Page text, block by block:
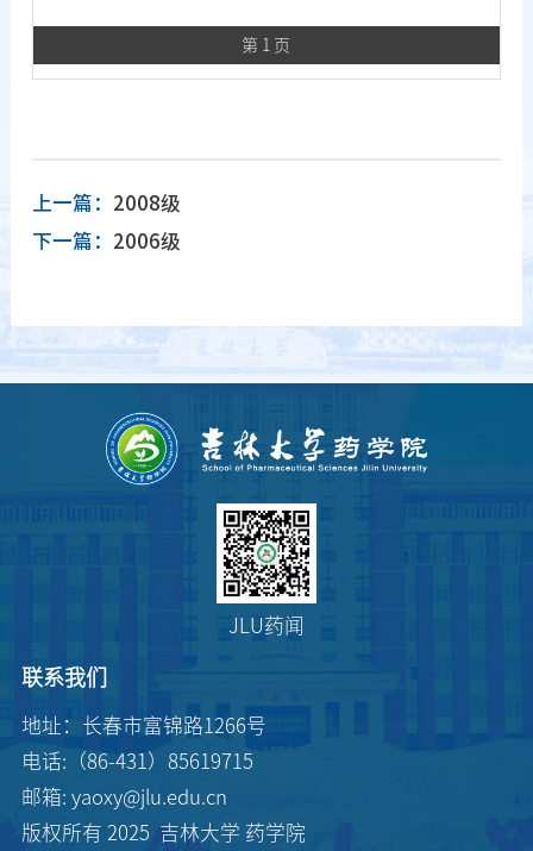
第 1 页
上一篇： 2008级
下一篇： 2006级
JLU药闻
联系我们
地址：长春市富锦路1266号
电话:（86-431）85619715
邮箱: yaoxy@jlu.edu.cn
版权所有 2025 吉林大学 药学院